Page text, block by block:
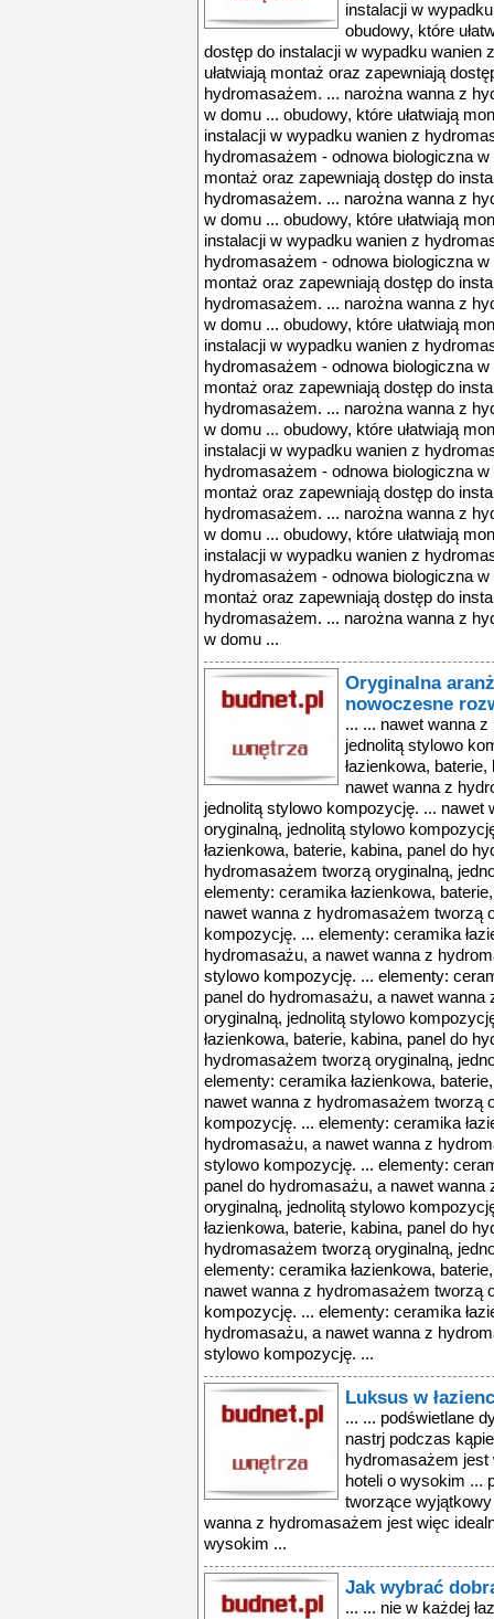
instalacji w
obudowy, które
dostęp do instalacji w wypadku wanien
ułatwiają montaż oraz zapewniają
hydromasażem. ... narożna wanna z
w domu ... obudowy, które ułatwiają
instalacji w wypadku wanien z
hydromasażem - odnowa biologiczna
montaż oraz zapewniają dostęp do
hydromasażem. ... narożna wanna z
w domu ... obudowy, które ułatwiają
instalacji w wypadku wanien z
hydromasażem - odnowa biologiczna
montaż oraz zapewniają dostęp do
hydromasażem. ... narożna wanna z
w domu ... obudowy, które ułatwiają
instalacji w wypadku wanien z
hydromasażem - odnowa biologiczna
montaż oraz zapewniają dostęp do
hydromasażem. ... narożna wanna z
w domu ... obudowy, które ułatwiają
instalacji w wypadku wanien z
hydromasażem - odnowa biologiczna
montaż oraz zapewniają dostęp do
hydromasażem. ... narożna wanna z
w domu ... obudowy, które ułatwiają
instalacji w wypadku wanien z
hydromasażem - odnowa biologiczna
montaż oraz zapewniają dostęp do
hydromasażem. ... narożna wanna z
w domu ...
Oryginalna
nowoczesne
... ... nawet wanna
jednolitą stylowo
łazienkowa,
nawet wanna z
jednolitą stylowo kompozycję. ...
oryginalną, jednolitą stylowo
łazienkowa, baterie, kabina, panel do
hydromasażem tworzą oryginalną,
elementy: ceramika łazienkowa,
nawet wanna z hydromasażem tworzą
kompozycję. ... elementy: ceramika
hydromasażu, a nawet wanna z
stylowo kompozycję. ... elementy:
panel do hydromasażu, a nawet
oryginalną, jednolitą stylowo
łazienkowa, baterie, kabina, panel do
hydromasażem tworzą oryginalną,
elementy: ceramika łazienkowa,
nawet wanna z hydromasażem tworzą
kompozycję. ... elementy: ceramika
hydromasażu, a nawet wanna z
stylowo kompozycję. ... elementy:
panel do hydromasażu, a nawet
oryginalną, jednolitą stylowo
łazienkowa, baterie, kabina, panel do
hydromasażem tworzą oryginalną,
elementy: ceramika łazienkowa,
nawet wanna z hydromasażem tworzą
kompozycję. ... elementy: ceramika
hydromasażu, a nawet wanna z
stylowo kompozycję. ...
Luksus w
... ... podświetlane
nastrj podczas
hydromasażem
hoteli o wysokim ...
tworzące
wanna z hydromasażem jest więc
wysokim ...
Jak wybrać
... ... nie w każdej